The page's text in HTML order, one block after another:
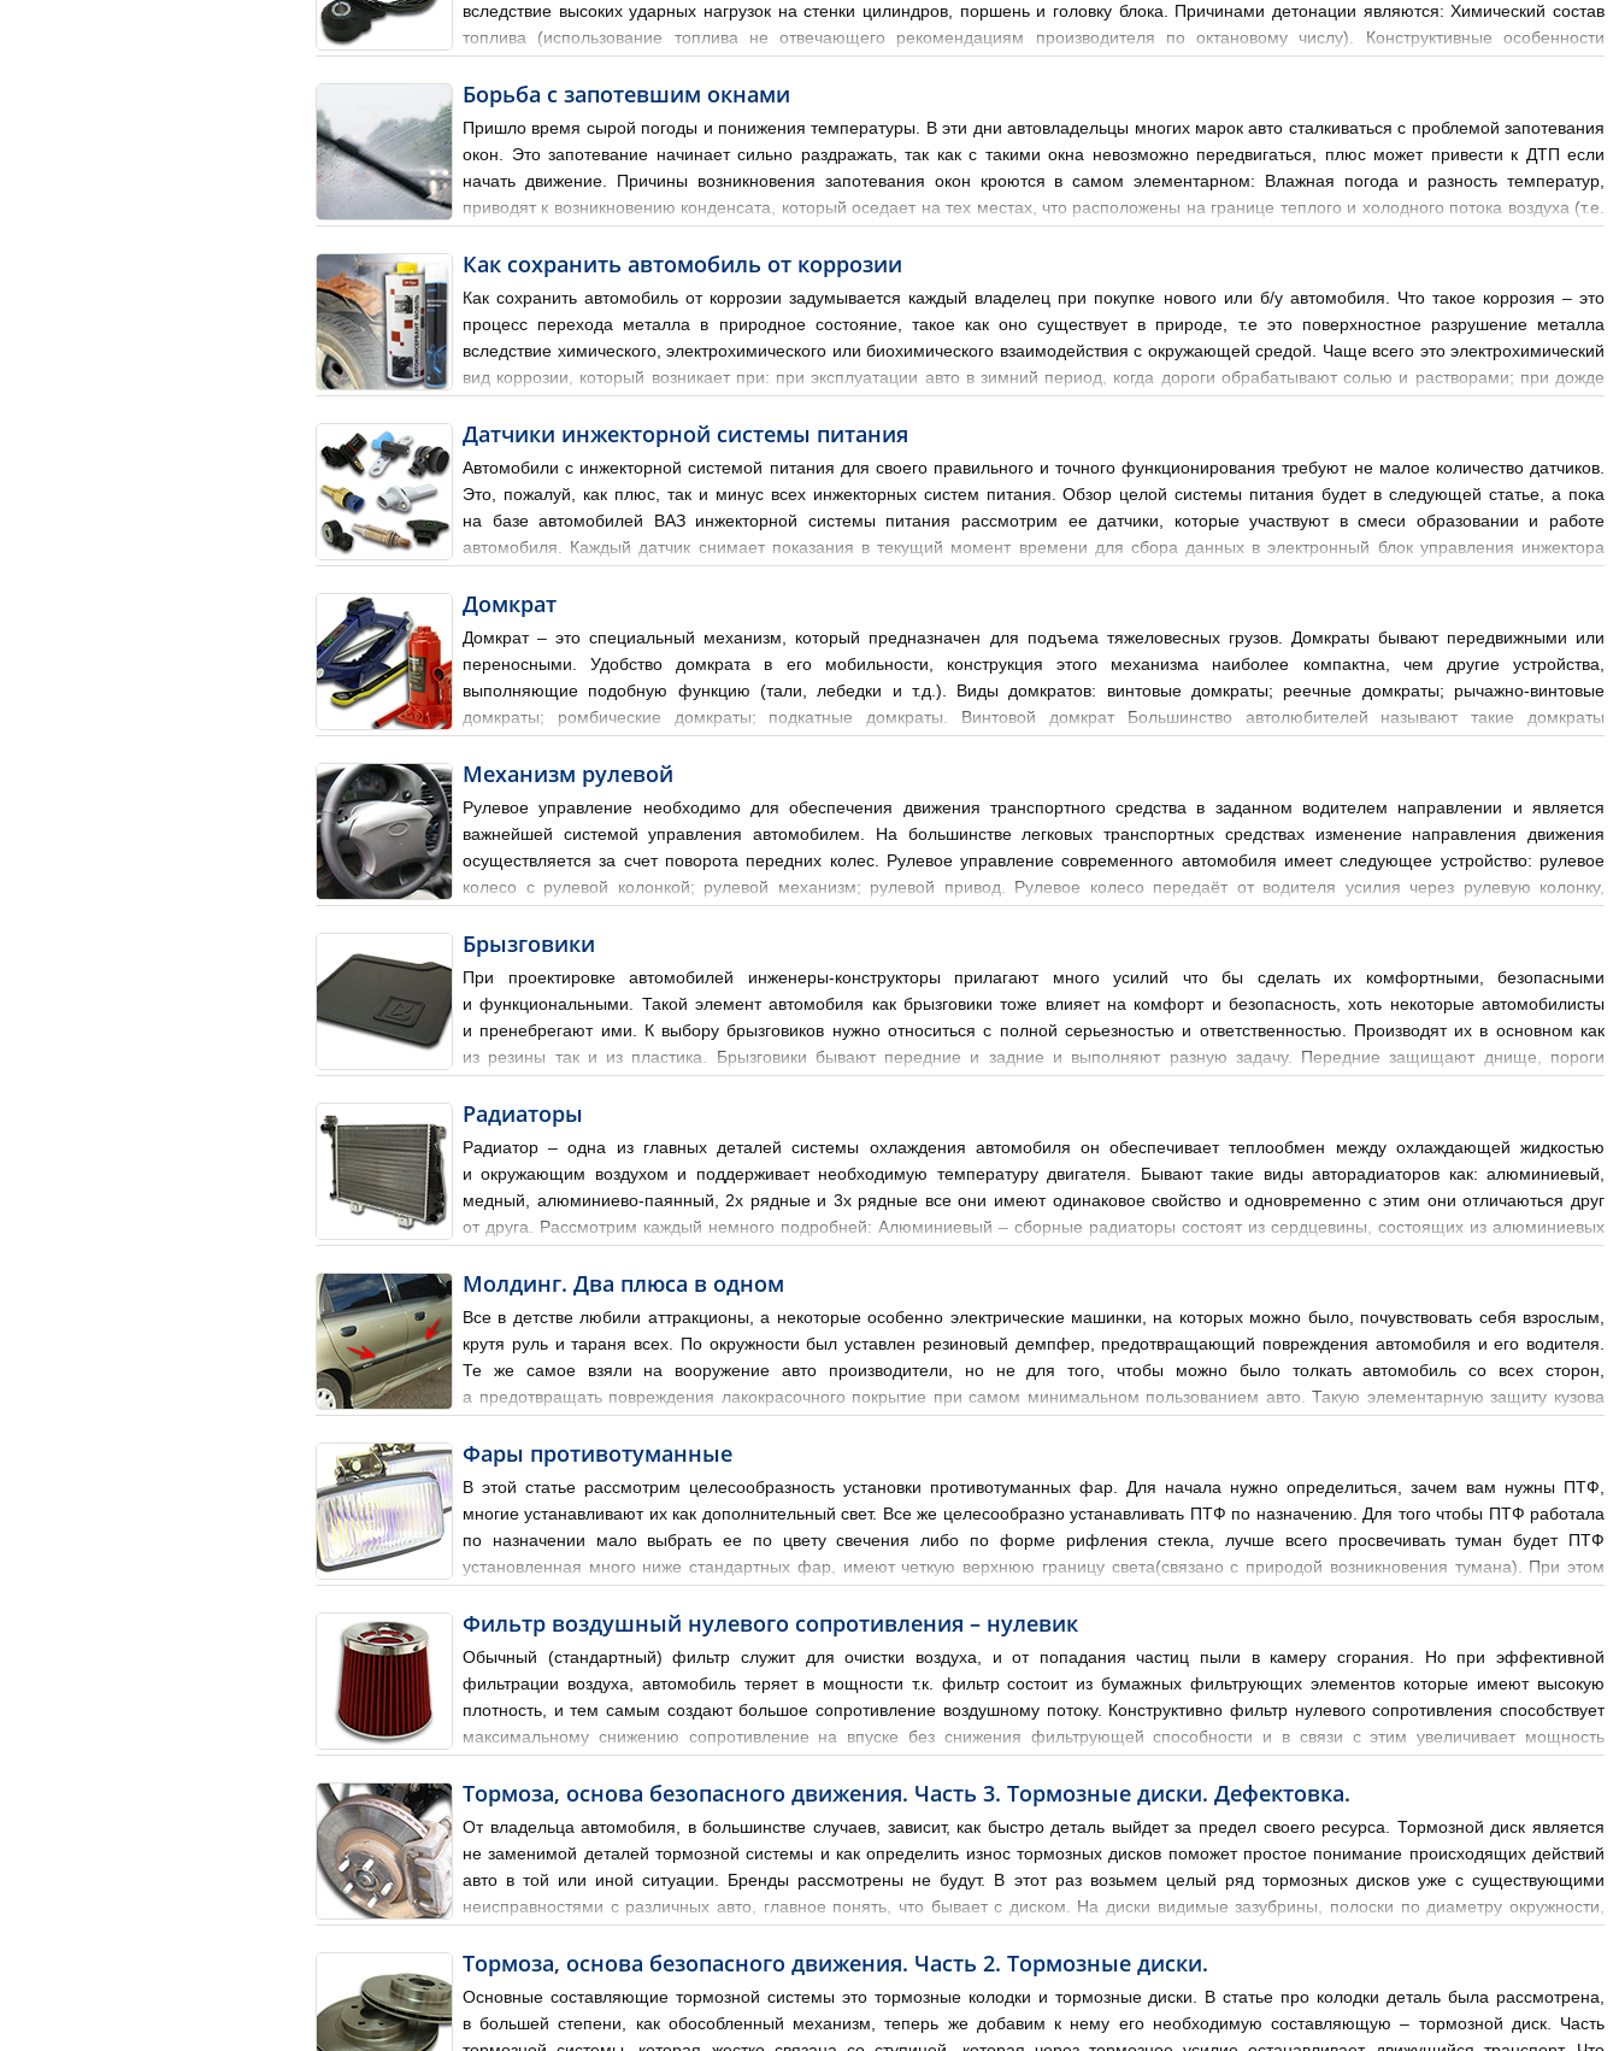
вследствие высоких ударных нагрузок на стенки цилиндров, поршень и головку блока. Причинами детонации являются: Химический состав
топлива (использование топлива не отвечающего рекомендациям производителя по октановому числу). Конструктивные особенности
Борьба с запотевшим окнами
Пришло время сырой погоды и понижения температуры. В эти дни автовладельцы многих марок авто сталкиваться с проблемой запотевания
окон. Это запотевание начинает сильно раздражать, так как с такими окна невозможно передвигаться, плюс может привести к ДТП если
начать движение. Причины возникновения запотевания окон кроются в самом элементарном: Влажная погода и разность температур,
приводят к возникновению конденсата, который оседает на тех местах, что расположены на границе теплого и холодного потока воздуха (т.е.
Как сохранить автомобиль от коррозии
Как сохранить автомобиль от коррозии задумывается каждый владелец при покупке нового или б/у автомобиля. Что такое коррозия – это
процесс перехода металла в природное состояние, такое как оно существует в природе, т.е это поверхностное разрушение металла
вследствие химического, электрохимического или биохимического взаимодействия с окружающей средой. Чаще всего это электрохимический
вид коррозии, который возникает при: при эксплуатации авто в зимний период, когда дороги обрабатывают солью и растворами; при дожде
Датчики инжекторной системы питания
Автомобили с инжекторной системой питания для своего правильного и точного функционирования требуют не малое количество датчиков.
Это, пожалуй, как плюс, так и минус всех инжекторных систем питания. Обзор целой системы питания будет в следующей статье, а пока
на базе автомобилей ВАЗ инжекторной системы питания рассмотрим ее датчики, которые участвуют в смеси образовании и работе
автомобиля. Каждый датчик снимает показания в текущий момент времени для сбора данных в электронный блок управления инжектора
Домкрат
Домкрат – это специальный механизм, который предназначен для подъема тяжеловесных грузов. Домкраты бывают передвижными или
переносными. Удобство домкрата в его мобильности, конструкция этого механизма наиболее компактна, чем другие устройства,
выполняющие подобную функцию (тали, лебедки и т.д.). Виды домкратов: винтовые домкраты; реечные домкраты; рычажно-винтовые
домкраты; ромбические домкраты; подкатные домкраты. Винтовой домкрат Большинство автолюбителей называют такие домкраты
Механизм рулевой
Рулевое управление необходимо для обеспечения движения транспортного средства в заданном водителем направлении и является
важнейшей системой управления автомобилем. На большинстве легковых транспортных средствах изменение направления движения
осуществляется за счет поворота передних колес. Рулевое управление современного автомобиля имеет следующее устройство: рулевое
колесо с рулевой колонкой; рулевой механизм; рулевой привод. Рулевое колесо передаёт от водителя усилия через рулевую колонку,
Брызговики
При проектировке автомобилей инженеры-конструкторы прилагают много усилий что бы сделать их комфортными, безопасными
и функциональными. Такой элемент автомобиля как брызговики тоже влияет на комфорт и безопасность, хоть некоторые автомобилисты
и пренебрегают ими. К выбору брызговиков нужно относиться с полной серьезностью и ответственностью. Производят их в основном как
из резины так и из пластика. Брызговики бывают передние и задние и выполняют разную задачу. Передние защищают днище, пороги
Радиаторы
Радиатор – одна из главных деталей системы охлаждения автомобиля он обеспечивает теплообмен между охлаждающей жидкостью
и окружающим воздухом и поддерживает необходимую температуру двигателя. Бывают такие виды авторадиаторов как: алюминиевый,
медный, алюминиево-паянный, 2х рядные и 3х рядные все они имеют одинаковое свойство и одновременно с этим они отличаються друг
от друга. Рассмотрим каждый немного подробней: Алюминиевый – сборные радиаторы состоят из сердцевины, состоящих из алюминиевых
Молдинг. Два плюса в одном
Все в детстве любили аттракционы, а некоторые особенно электрические машинки, на которых можно было, почувствовать себя взрослым,
крутя руль и тараня всех. По окружности был уставлен резиновый демпфер, предотвращающий повреждения автомобиля и его водителя.
Те же самое взяли на вооружение авто производители, но не для того, чтобы можно было толкать автомобиль со всех сторон,
а предотвращать повреждения лакокрасочного покрытие при самом минимальном пользованием авто. Такую элементарную защиту кузова
Фары противотуманные
В этой статье рассмотрим целесообразность установки противотуманных фар. Для начала нужно определиться, зачем вам нужны ПТФ,
многие устанавливают их как дополнительный свет. Все же целесообразно устанавливать ПТФ по назначению. Для того чтобы ПТФ работала
по назначении мало выбрать ее по цвету свечения либо по форме рифления стекла, лучше всего просвечивать туман будет ПТФ
установленная много ниже стандартных фар, имеют четкую верхнюю границу света(связано с природой возникновения тумана). При этом
Фильтр воздушный нулевого сопротивления – нулевик
Обычный (стандартный) фильтр служит для очистки воздуха, и от попадания частиц пыли в камеру сгорания. Но при эффективной
фильтрации воздуха, автомобиль теряет в мощности т.к. фильтр состоит из бумажных фильтрующих элементов которые имеют высокую
плотность, и тем самым создают большое сопротивление воздушному потоку. Конструктивно фильтр нулевого сопротивления способствует
максимальному снижению сопротивление на впуске без снижения фильтрующей способности и в связи с этим увеличивает мощность
Тормоза, основа безопасного движения. Часть 3. Тормозные диски. Дефектовка.
От владельца автомобиля, в большинстве случаев, зависит, как быстро деталь выйдет за предел своего ресурса. Тормозной диск является
не заменимой деталей тормозной системы и как определить износ тормозных дисков поможет простое понимание происходящих действий
авто в той или иной ситуации. Бренды рассмотрены не будут. В этот раз возьмем целый ряд тормозных дисков уже с существующими
неисправностями с различных авто, главное понять, что бывает с диском. На диски видимые зазубрины, полоски по диаметру окружности,
Тормоза, основа безопасного движения. Часть 2. Тормозные диски.
Основные составляющие тормозной системы это тормозные колодки и тормозные диски. В статье про колодки деталь была рассмотрена,
в большей степени, как обособленный механизм, теперь же добавим к нему его необходимую составляющую – тормозной диск. Часть